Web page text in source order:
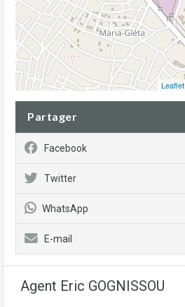
Leaflet
Partager
Facebook
Twitter
WhatsApp
E-mail
Agent Eric GOGNISSOU